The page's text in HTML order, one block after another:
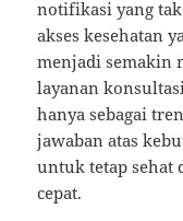
notifikasi yang
akses kesehatan
menjadi semakin
layanan
hanya sebagai
jawaban atas
untuk tetap sehat
cepat.